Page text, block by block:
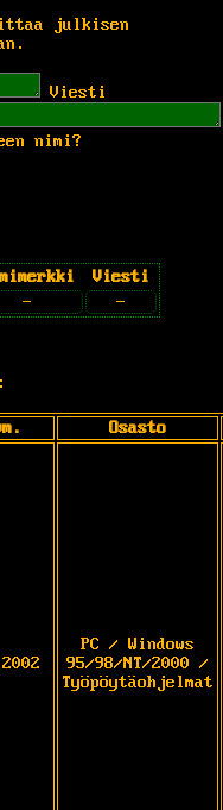
julkisen
Viesti
nimi?
Viesti
- -
Osasto
PC / Windows
95/98/NT/2000 /
Työpöytäohjelmat